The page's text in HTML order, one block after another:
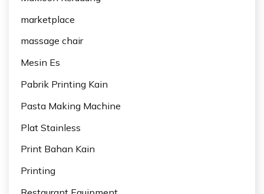
marketplace
massage chair
Mesin Es
Pabrik Printing Kain
Pasta Making Machine
Plat Stainless
Print Bahan Kain
Printing